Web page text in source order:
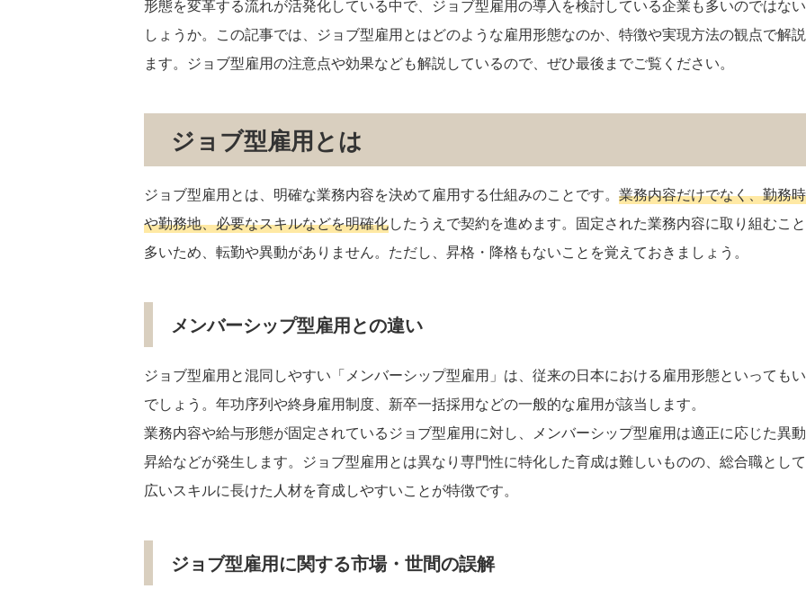
形態を変革する流れが活発化している中で、ジョブ型雇用の導入を検討している企業も多いのではな
しょうか。この記事では、ジョブ型雇用とはどのような雇用形態なのか、特徴や実現方法の観点で解
ます。ジョブ型雇用の注意点や効果なども解説しているので、ぜひ最後までご覧ください。
ジョブ型雇用とは
ジョブ型雇用とは、明確な業務内容を決めて雇用する仕組みのことです。 業務内容だけでなく、勤務
や勤務地、必要なスキルなどを明確化したうえで契約を進めます。固定された業務内容に取り組むこ
多いため、転勤や異動がありません。ただし、昇格・降格もないことを覚えておきましょう。
メンバーシップ型雇用との違い
ジョブ型雇用と混同しやすい「メンバーシップ型雇用」は、従来の日本における雇用形態といっても
でしょう。年功序列や終身雇用制度、新卒一括採用などの一般的な雇用が該当します。
業務内容や給与形態が固定されているジョブ型雇用に対し、メンバーシップ型雇用は適正に応じた異
昇給などが発生します。ジョブ型雇用とは異なり専門性に特化した育成は難しいものの、総合職とし
広いスキルに長けた人材を育成しやすいことが特徴です。
ジョブ型雇用に関する市場・世間の誤解